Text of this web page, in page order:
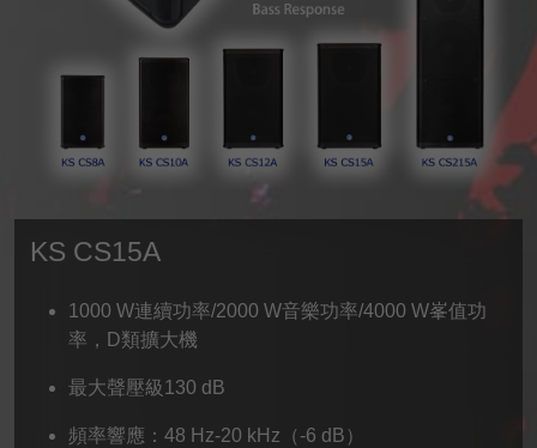
KS CS15A
1000 W連續功率/2000 W音樂功率/4000 W峯值功
率，D類擴大機
最大聲壓級130 dB
頻率響應：48 Hz-20 kHz（-6 dB）